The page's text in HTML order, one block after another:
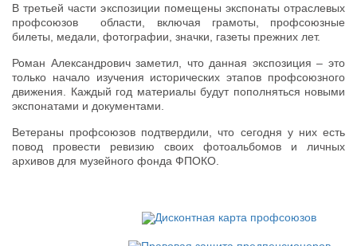
В третьей части экспозиции помещены экспонаты отраслевых
профсоюзов области, включая грамоты, профсоюзные
билеты, медали, фотографии, значки, газеты прежних лет.
Роман Александрович заметил, что данная экспозиция – это
только начало изучения исторических этапов профсоюзного
движения. Каждый год материалы будут пополняться новыми
экспонатами и документами.
Ветераны профсоюзов подтвердили, что сегодня у них есть
повод провести ревизию своих фотоальбомов и личных
архивов для музейного фонда ФПОКО.